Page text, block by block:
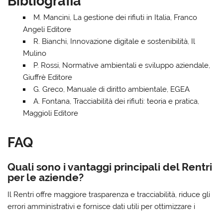
M. Mancini, La gestione dei rifiuti in Italia, Franco
Angeli Editore
R. Bianchi, Innovazione digitale e sostenibilità, Il
Mulino
P. Rossi, Normative ambientali e sviluppo aziendale,
Giuffrè Editore
G. Greco, Manuale di diritto ambientale, EGEA
A. Fontana, Tracciabilità dei rifiuti: teoria e pratica,
Maggioli Editore
FAQ
Quali sono i vantaggi principali del Rentri
per le aziende?
Il Rentri offre maggiore trasparenza e tracciabilità, riduce gli
errori amministrativi e fornisce dati utili per ottimizzare i